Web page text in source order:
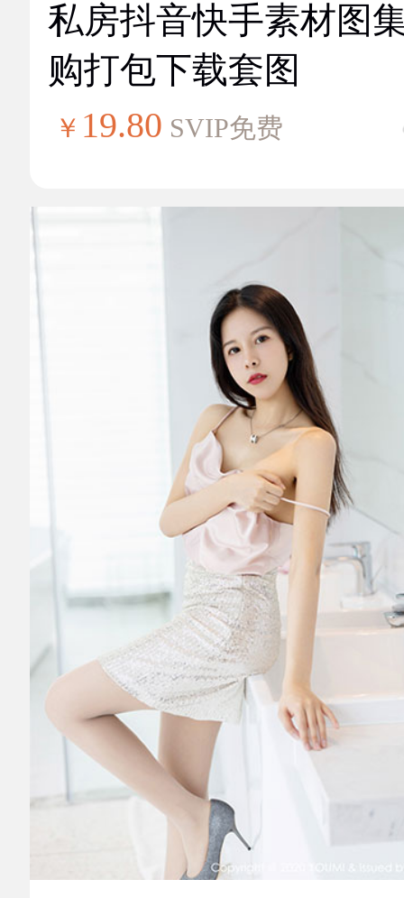
私房抖音快手素材图
购打包下载套图
￥ 19.80 SVIP免费